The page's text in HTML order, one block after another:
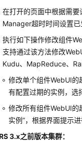
在打开的页面中根据需要
Manager超时时间设置已
执行如下操作修改组件
支持通过该方法修改
Kudu、MapReduce、
修改单个组件WebUI
有配置过期的实例，选
修改所有组件WebUI的
实例”，根据界面提示
3.x之前版本集群：